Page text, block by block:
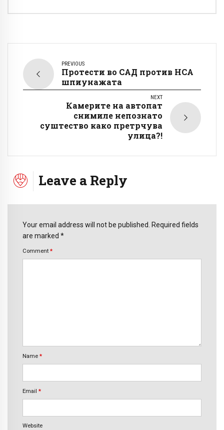
PREVIOUS
Протести во САД против НСА
шпиунажата
NEXT
Камерите на автопат
снимиле непознато
суштество како претрчува
улица?!
Leave a Reply
Your email address will not be published. Required fields
are marked *
Comment *
Name *
Email *
Website